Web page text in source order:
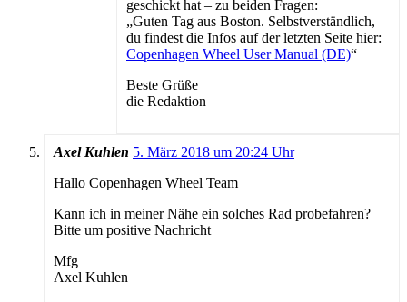
geschickt hat – zu beiden Fragen:
„Guten Tag aus Boston. Selbstverständlich,
du findest die Infos auf der letzten Seite hier:
Copenhagen Wheel User Manual (DE)“
Beste Grüße
die Redaktion
Axel Kuhlen 5. März 2018 um 20:24 Uhr
Hallo Copenhagen Wheel Team
Kann ich in meiner Nähe ein solches Rad probefahren?
Bitte um positive Nachricht
Mfg
Axel Kuhlen